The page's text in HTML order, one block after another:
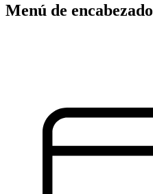
Menú de encabezado